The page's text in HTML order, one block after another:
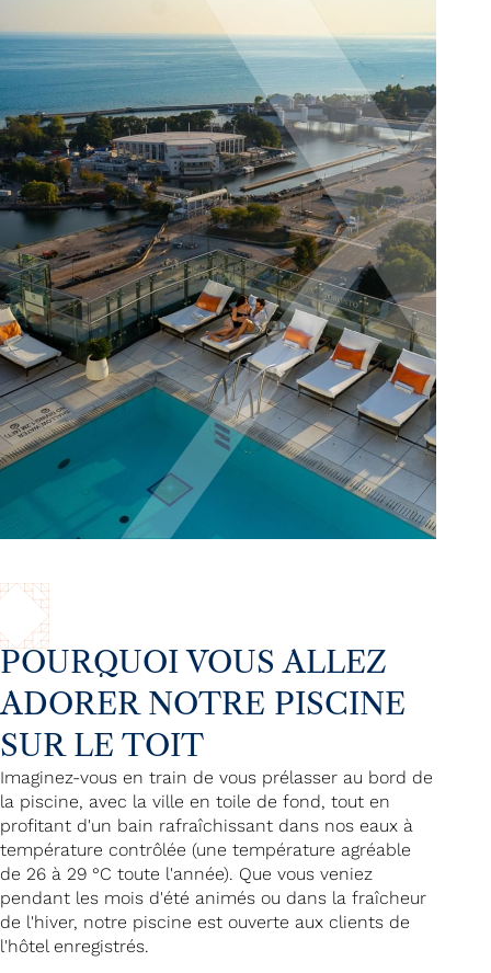
POURQUOI VOUS ALLEZ
ADORER NOTRE PISCINE
SUR LE TOIT
Imaginez-vous en train de vous prélasser au bord de
la piscine, avec la ville en toile de fond, tout en
profitant d'un bain rafraîchissant dans nos eaux à
température contrôlée (une température agréable
de 26 à 29 °C toute l'année). Que vous veniez
pendant les mois d'été animés ou dans la fraîcheur
de l'hiver, notre piscine est ouverte aux clients de
l'hôtel enregistrés.